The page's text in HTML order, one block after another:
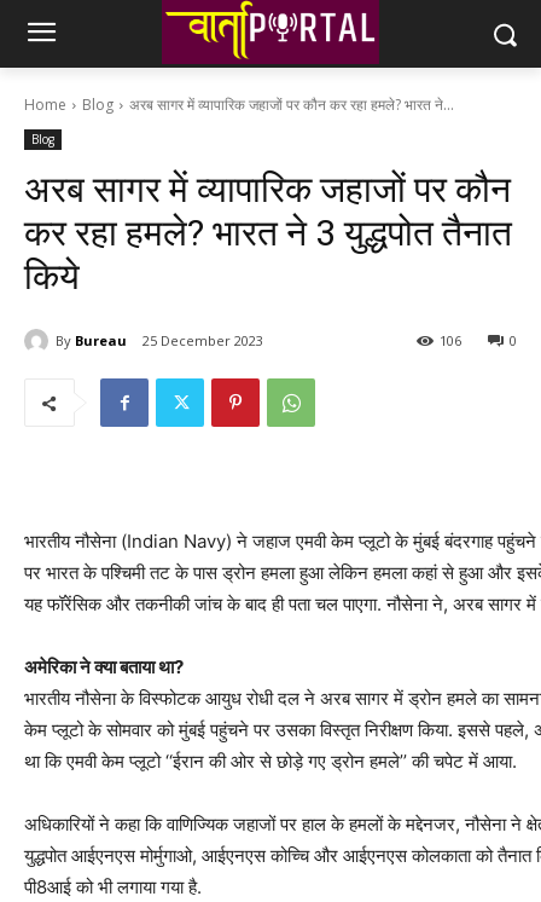
Home Blog अरब सागर में व्यापारिक जहाजों पर कौन कर रहा हमले? भारत ने...
Blog
अरब सागर में व्यापारिक जहाजों पर कौन
कर रहा हमले? भारत ने 3 युद्धपोत तैनात
किये
By Bureau 25 December 2023 0
106
भारतीय नौसेना (Indian Navy) ने जहाज एमवी केम प्लूटो के मुंबई बंदरगाह
पर भारत के पश्चिमी तट के पास ड्रोन हमला हुआ लेकिन हमला कहां से हुआ और इसके
यह फॉरेंसिक और तकनीकी जांच के बाद ही पता चल पाएगा. नौसेना ने, अरब सागर में
अमेरिका ने क्या बताया था?
भारतीय नौसेना के विस्फोटक आयुध रोधी दल ने अरब सागर में ड्रोन हमले का
केम प्लूटो के सोमवार को मुंबई पहुंचने पर उसका विस्तृत निरीक्षण किया. इससे पहले,
था कि एमवी केम प्लूटो ‘‘ईरान की ओर से छोड़े गए ड्रोन हमले’’ की चपेट में आया.
अधिकारियों ने कहा कि वाणिज्यिक जहाजों पर हाल के हमलों के मद्देनजर, नौसेना ने
युद्धपोत आईएनएस मोर्मुगाओ, आईएनएस कोच्चि और आईएनएस कोलकाता को तैनात
पी8आई को भी लगाया गया है.